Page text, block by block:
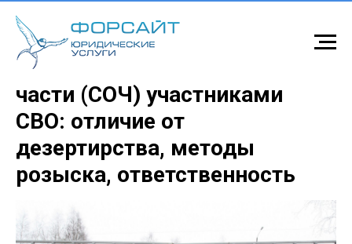
Самовольное оставление
части (СОЧ) участниками
СВО: отличие от
дезертирства, методы
розыска, ответственность